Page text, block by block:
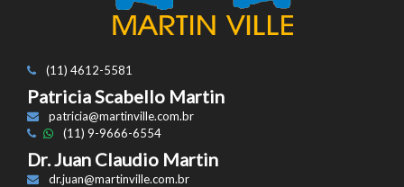
(11) 4612-5581
Patricia Scabello Martin
patricia@martinville.com.br
(11) 9-9666-6554
Dr. Juan Claudio Martin
dr.juan@martinville.com.br